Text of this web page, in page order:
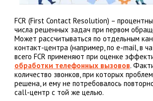
FCR (First Contact Resolution) –
числа решенных задач при первом
Может рассчитываться по отдельным
контакт-центра (например, по e-mail, в
всего FCR применяют при оценке
обработки телефонных вызовов.
количество звонков, при которых
решена, и ему не потребовалось
call-центр с той же целью.